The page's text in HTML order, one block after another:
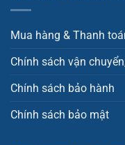
Mua hàng & Thanh
Chính sách vận
Chính sách bảo hành
Chính sách bảo mật